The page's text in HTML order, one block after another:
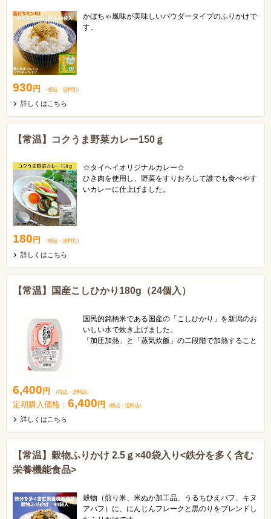
かぼちゃ風味が美味しいパウダータイプのふりかけで
す。
930 円 （税込・ 送料別 ）
詳しくはこちら
【常温】コクうま野菜カレー150ｇ
☆タイヘイオリジナルカレー☆
ひき肉を使用し、野菜をすりおろして誰でも食べやす
いカレーに仕上げました。
180 円 （税込・ 送料別 ）
詳しくはこちら
【常温】国産こしひかり180g（24個入）
国民的銘柄米である国産の「こしひかり」を新潟のお
いしい水で炊き上げました。
「加圧加熱」と「蒸気炊飯」の二段階で加熱すること
6,400 円 （税込・ 送料込）
定期購入価格： 6,400 円 （税込・ 送料込）
詳しくはこちら
【常温】穀物ふりかけ 2.5ｇ×40袋入り<鉄分を多く含む
栄養機能食品>
穀物（煎り米、米ぬか加工品、うるちひえパフ、キヌ
アパフ）に、にんじんフレークと黒のりをブレンドし